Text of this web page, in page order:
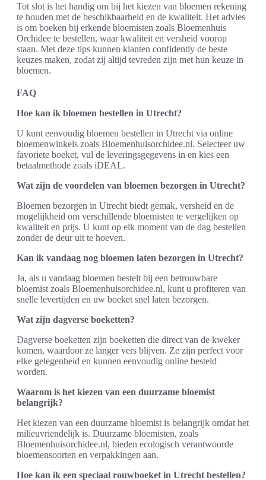
Tot slot is het handig om bij het kiezen van bloemen rekening
te houden met de beschikbaarheid en de kwaliteit. Het advies
is om boeken bij erkende bloemisten zoals Bloemenhuis
Orchidee te bestellen, waar kwaliteit en versheid voorop
staan. Met deze tips kunnen klanten confidently de beste
keuzes maken, zodat zij altijd tevreden zijn met hun keuze in
bloemen.
FAQ
Hoe kan ik bloemen bestellen in Utrecht?
U kunt eenvoudig bloemen bestellen in Utrecht via online
bloemenwinkels zoals Bloemenhuisorchidee.nl. Selecteer uw
favoriete boeket, vul de leveringsgegevens in en kies een
betaalmethode zoals iDEAL.
Wat zijn de voordelen van bloemen bezorgen in Utrecht?
Bloemen bezorgen in Utrecht biedt gemak, versheid en de
mogelijkheid om verschillende bloemisten te vergelijken op
kwaliteit en prijs. U kunt op elk moment van de dag bestellen
zonder de deur uit te hoeven.
Kan ik vandaag nog bloemen laten bezorgen in Utrecht?
Ja, als u vandaag bloemen bestelt bij een betrouwbare
bloemist zoals Bloemenhuisorchidee.nl, kunt u profiteren van
snelle levertijden en uw boeket snel laten bezorgen.
Wat zijn dagverse boeketten?
Dagverse boeketten zijn boeketten die direct van de kweker
komen, waardoor ze langer vers blijven. Ze zijn perfect voor
elke gelegenheid en kunnen eenvoudig online besteld
worden.
Waarom is het kiezen van een duurzame bloemist
belangrijk?
Het kiezen van een duurzame bloemist is belangrijk omdat het
milieuvriendelijk is. Duurzame bloemisten, zoals
Bloemenhuisorchidee.nl, bieden ecologisch verantwoorde
bloemensoorten en verpakkingen aan.
Hoe kan ik een speciaal rouwboeket in Utrecht bestellen?